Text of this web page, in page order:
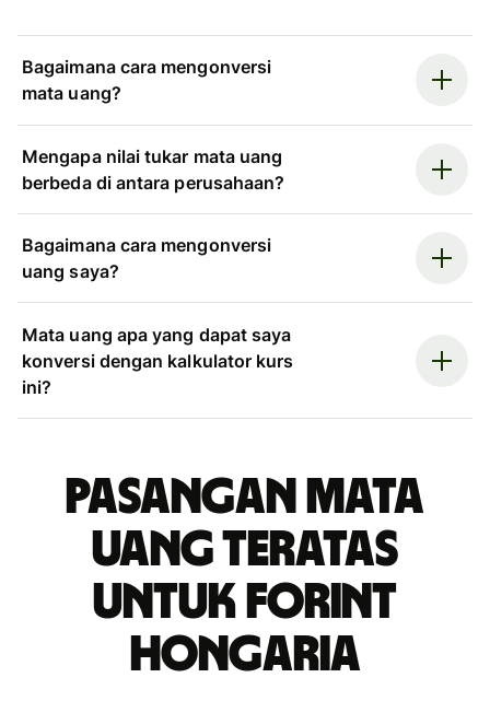
Bagaimana cara mengonversi
mata uang?
Mengapa nilai tukar mata uang
berbeda di antara perusahaan?
Bagaimana cara mengonversi
uang saya?
Mata uang apa yang dapat saya
konversi dengan kalkulator kurs
ini?
Pasangan mata
uang teratas
untuk forint
Hongaria